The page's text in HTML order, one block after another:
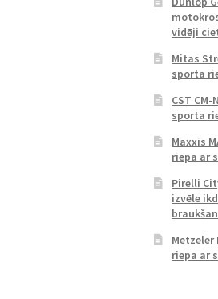
vidēji
Mitas
sporta
CST
sporta
Maxxis
riepa ar
Pirelli
izvēle
Metzeler
riepa ar